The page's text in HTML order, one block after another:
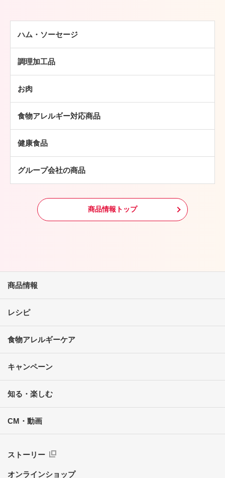
ハム・ソーセージ
その他
調理加工品
チキン加工品
パン・ピザ
常温食品
冷凍食品
その他
お肉
鶏肉
食物アレルギー対応商品
健康食品
グループ会社の商品
商品情報トップ
商品情報
レシピ
食物アレルギーケア
キャンペーン
知る・楽しむ
CM・動画
ストーリー
オンラインショップ